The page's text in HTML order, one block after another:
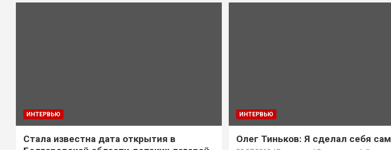
ИНТЕРВЬЮ
Стала известна дата открытия в
ИНТЕРВЬЮ
Олег Тиньков: Я сделал себя сам